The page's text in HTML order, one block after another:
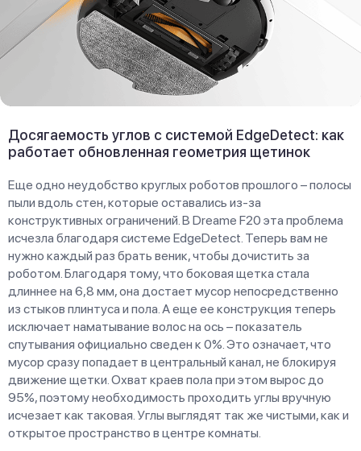
Досягаемость углов с системой EdgeDetect: как
работает обновленная геометрия щетинок
Еще одно неудобство круглых роботов прошлого – полосы
пыли вдоль стен, которые оставались из-за
конструктивных ограничений. В Dreame F20 эта проблема
исчезла благодаря системе EdgeDetect. Теперь вам не
нужно каждый раз брать веник, чтобы дочистить за
роботом. Благодаря тому, что боковая щетка стала
длиннее на 6,8 мм, она достает мусор непосредственно
из стыков плинтуса и пола. А еще ее конструкция теперь
исключает наматывание волос на ось – показатель
спутывания официально сведен к 0%. Это означает, что
мусор сразу попадает в центральный канал, не блокируя
движение щетки. Охват краев пола при этом вырос до
95%, поэтому необходимость проходить углы вручную
исчезает как таковая. Углы выглядят так же чистыми, как и
открытое пространство в центре комнаты.